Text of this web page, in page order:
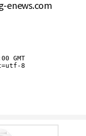
enews.com